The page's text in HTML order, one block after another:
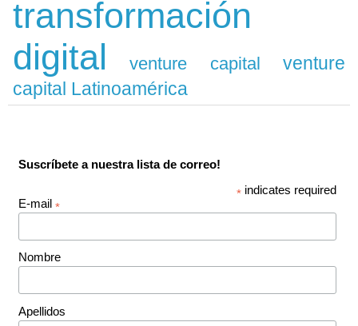
transformación
digital
venture capital
venture
capital Latinoamérica
Suscríbete a nuestra lista de correo!
* indicates required
E-mail *
Nombre
Apellidos